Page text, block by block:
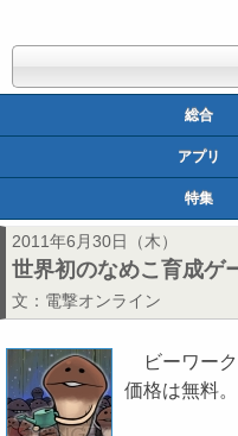
総合
アプリ
特集
2011年6月30日（木）
世界初のなめこ育成ゲ
文： 電撃オンライン
ビーワーク
価格は無料。